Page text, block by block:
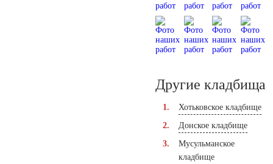
Другие кладбища
Хотьковское кладбище
Донское кладбище
Мусульманское
кладбище